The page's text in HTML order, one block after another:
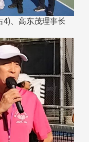
、高东茂理事长